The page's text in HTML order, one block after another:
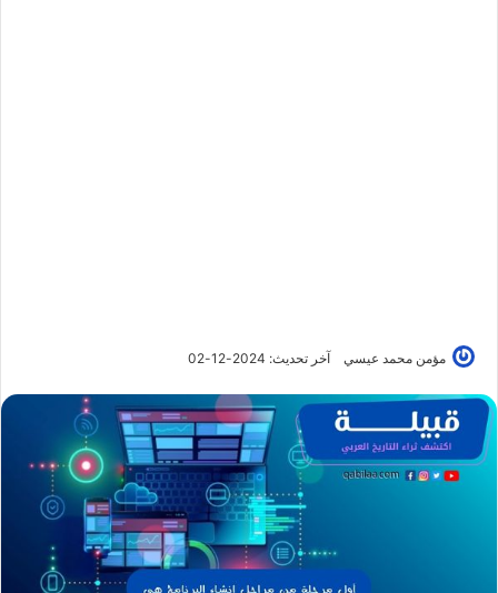
مؤمن محمد عيسي آخر تحديث: 2024-12-02